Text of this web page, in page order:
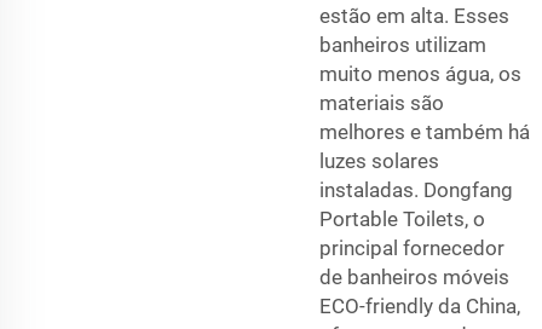
estão em alta. Esses
banheiros utilizam
muito menos água, os
materiais são
melhores e também há
luzes solares
instaladas. Dongfang
Portable Toilets, o
principal fornecedor
de banheiros móveis
ECO-friendly da China,